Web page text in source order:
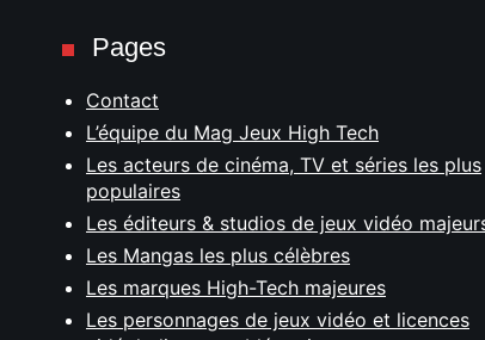
Pages
Contact
L’équipe du Mag Jeux High Tech
Les acteurs de cinéma, TV et séries les plus
populaires
Les éditeurs & studios de jeux vidéo
Les Mangas les plus célèbres
Les marques High-Tech majeures
Les personnages de jeux vidéo et licences